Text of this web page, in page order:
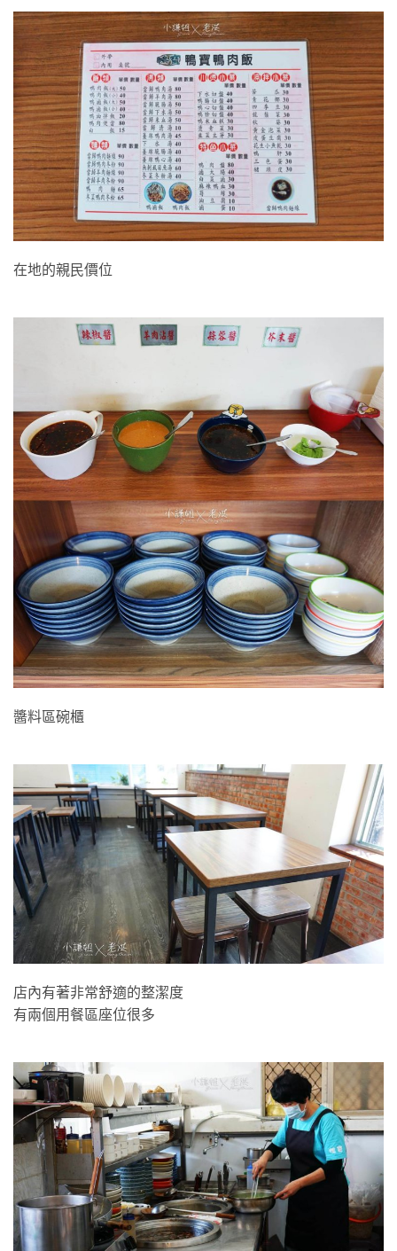
在地的親民價位
醬料區碗櫃
店內有著非常舒適的整潔度
有兩個用餐區座位很多